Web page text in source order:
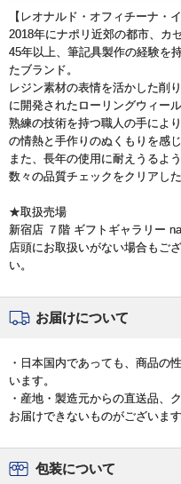
【レオナルド・オフィチーナ・
2018年にナポリ近郊の都市、カ
45年以上、筆記具製作の経験を
たブランド。
レジン素材の表情を活かした削
に開発されたローリングウィール
熟練の技術を持つ職人の手によ
の情熱と手作りのぬくもりを感じ
また、長年の使用に耐えうるよ
数々の品質チェックをクリアし
★取扱売場
新宿店 ７階 ギフトギャラリー
店頭にお取扱いがない場合もご
い。
お届けについて
・日本国内であっても、商品の
います。
・産地・製造元からの直送品、
お届けできないものがございます
包装について